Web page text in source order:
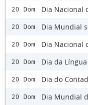
20 Dom Dia Nacional
20 Dom Dia Mundial
20 Dom Dia Nacional
20 Dom Dia da
20 Dom Dia do
20 Dom Dia Mundial